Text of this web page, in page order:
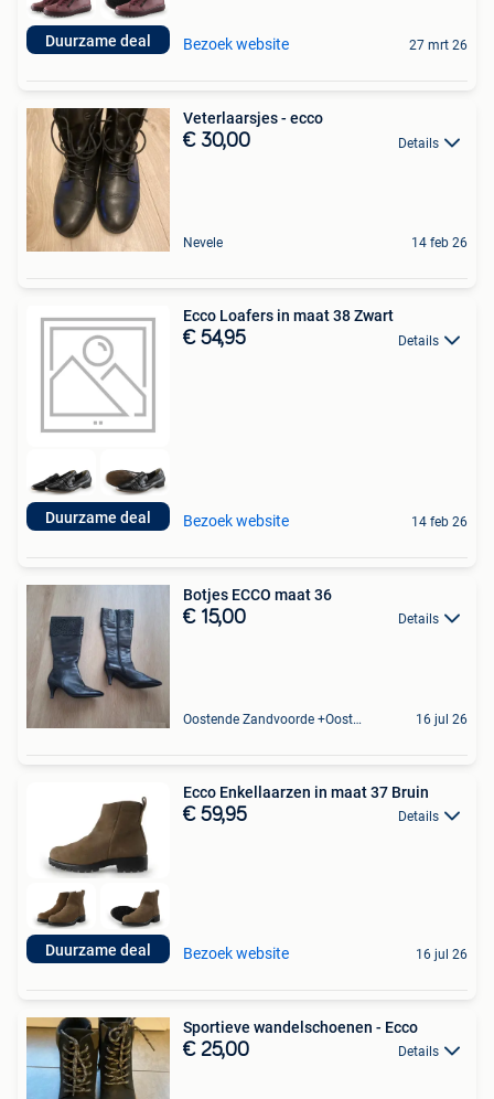
Duurzame deal Bezoek website 27 mrt 26
Veterlaarsjes - ecco
€ 30,00 Details
Nevele 14 feb 26
Duurzame deal
Ecco Loafers in maat 38 Zwart
€ 54,95 Details
Bezoek website 14 feb 26
Botjes ECCO maat 36
€ 15,00 Details
Oostende Zandvoorde +Oostende 16 jul 26
Duurzame deal
Ecco Enkellaarzen in maat 37 Bruin
€ 59,95 Details
Bezoek website 16 jul 26
Sportieve wandelschoenen - Ecco
€ 25,00 Details